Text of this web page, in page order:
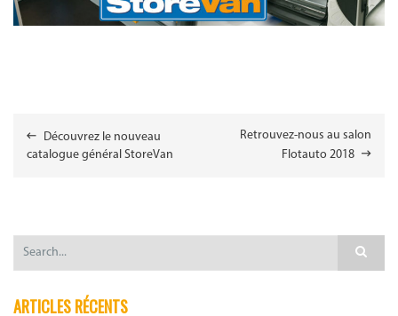
NAVIGATION
DE Découvrez le nouveau
catalogue général StoreVan
Retrouvez-nous au salon
Flotauto 2018
ARTICLES RÉCENTS